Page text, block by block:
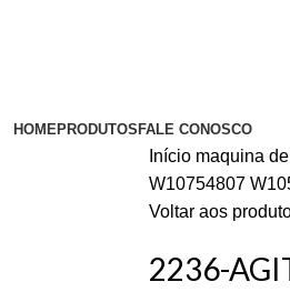
HOMEPRODUTOS FALE CONOSCO
Início maquina
W10754807
Voltar aos
2236-